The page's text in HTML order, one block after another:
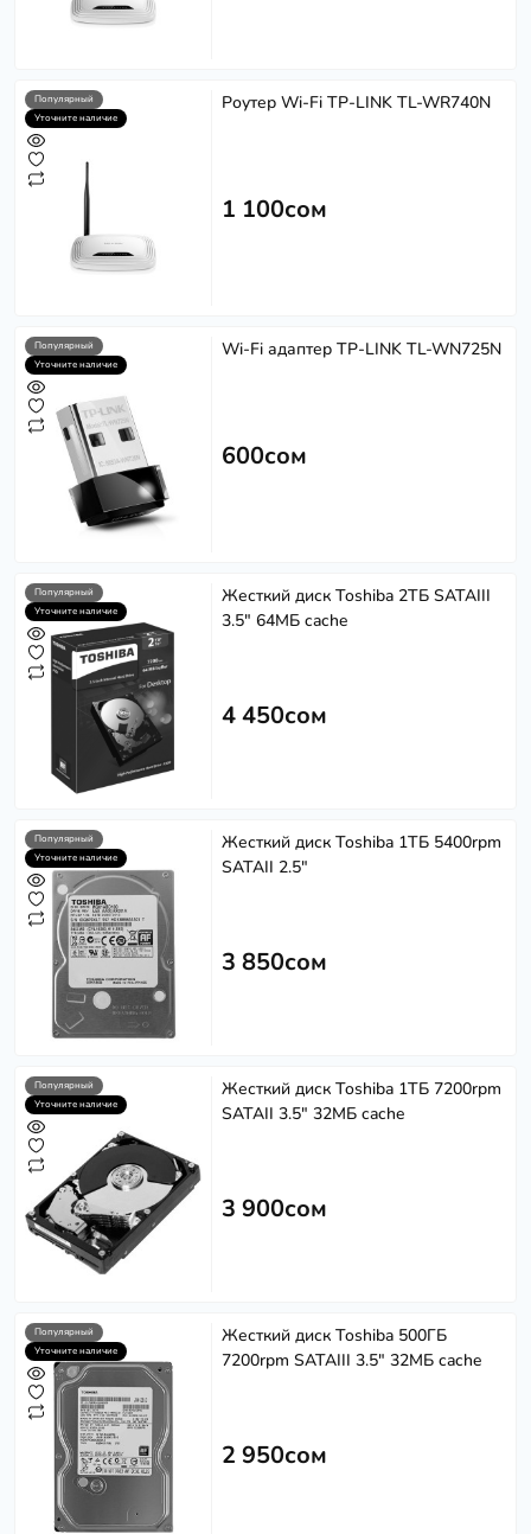
Популярный
Уточните наличие
Роутер Wi-Fi TP-LINK TL-WR740N
1 100сом
Популярный
Уточните наличие
Wi-Fi адаптер TP-LINK TL-WN725N
600сом
Популярный
Уточните наличие
Жесткий диск Toshiba 2ТБ SATAIII
3.5" 64МБ cache
4 450сом
Популярный
Уточните наличие
Жесткий диск Toshiba 1ТБ 5400rpm
SATAII 2.5"
3 850сом
Популярный
Уточните наличие
Жесткий диск Toshiba 1ТБ 7200rpm
SATAII 3.5" 32МБ cache
3 900сом
Популярный
Уточните наличие
Жесткий диск Toshiba 500ГБ
7200rpm SATAIII 3.5" 32МБ cache
2 950сом